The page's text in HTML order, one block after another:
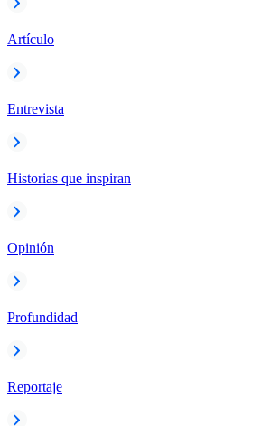
Artículo
Entrevista
Historias que inspiran
Opinión
Profundidad
Reportaje